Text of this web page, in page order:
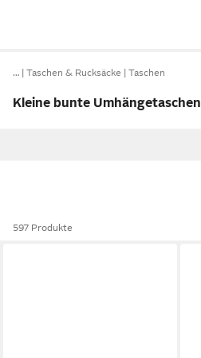
… Taschen & Rucksäcke Taschen
Kleine bunte Umhängetaschen
597 Produkte